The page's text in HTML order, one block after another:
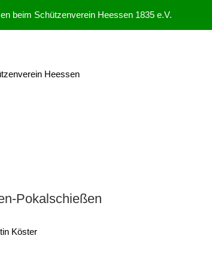
beim Schützenverein Heessen 1835 e.V.
Pokalschießen
Köster